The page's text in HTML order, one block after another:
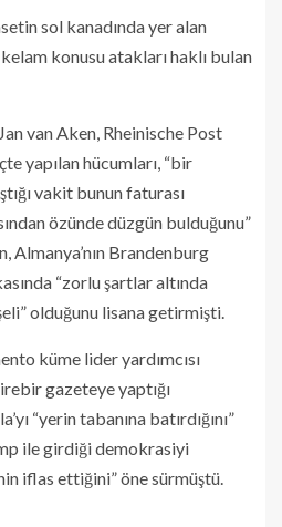
sol kanadında yer alan
konusu atakları haklı bulan
van Aken, Rheinische Post
yapılan hücumları, “bir
vakit bunun faturası
özünde düzgün bulduğunu”
Almanya’nın Brandenburg
“zorlu şartlar altında
olduğunu lisana getirmişti.
küme lider yardımcısı
gazeteye yaptığı
“yerin tabanına batırdığını”
ile girdiği demokrasiyi
iflas ettiğini” öne sürmüştü.